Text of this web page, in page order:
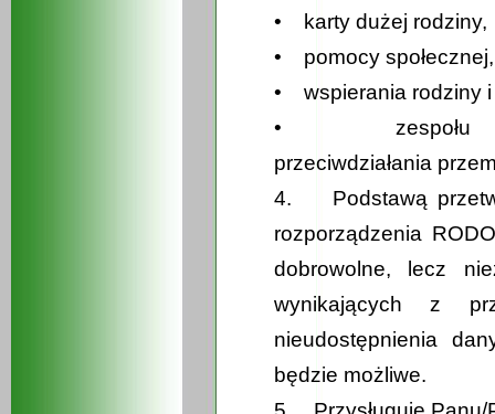
• karty dużej rodziny,
• pomocy społecznej,
• wspierania rodziny i
• zespołu
przeciwdziałania
4. Podstawą
rozporządzenia
dobrowolne, lecz
wynikających z
nieudostępnienia
będzie możliwe.